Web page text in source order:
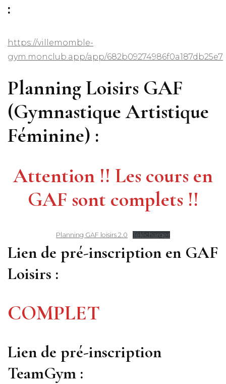
:
https://villemomble-
gym.monclub.app/app/682b09274986f0a187db25e7
Planning Loisirs GAF
(Gymnastique Artistique
Féminine) :
Attention !! Les cours en
GAF sont complets !!
Planning GAF loisirs 2.0 Télécharger
Lien de pré-inscription en GAF
Loisirs :
COMPLET
Lien de pré-inscription
TeamGym :